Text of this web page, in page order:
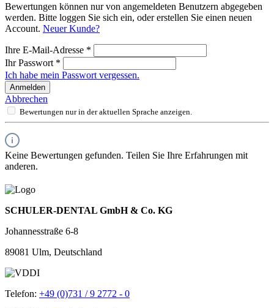
Bewertungen können nur von angemeldeten Benutzern abgegeben
werden. Bitte loggen Sie sich ein, oder erstellen Sie einen neuen
Account. Neuer Kunde?
Ihre E-Mail-Adresse *
Ihr Passwort *
Ich habe mein Passwort vergessen.
Anmelden
Abbrechen
Bewertungen nur in der aktuellen Sprache anzeigen.
Keine Bewertungen gefunden. Teilen Sie Ihre Erfahrungen mit
anderen.
SCHULER-DENTAL GmbH & Co. KG
Johannesstraße 6-8
89081 Ulm, Deutschland
Telefon: +49 (0)731 / 9 2772 - 0